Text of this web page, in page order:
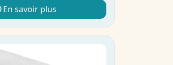
En savoir plus